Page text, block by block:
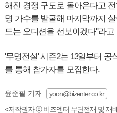
해진 경쟁 구도로 돌아온다고
명 가수를 발굴해 마지막까지
드는 오디션을 선보이겠다"라고
'무명전설' 시즌2는 13일부터 공
를 통해 참가자를 모집한다.
윤준필 기자
yoon@bizenter.co.kr
<저작권자 ⓒ 비즈엔터 무단전재 및 재